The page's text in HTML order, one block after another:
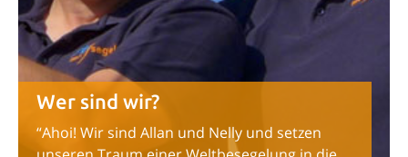
Wer sind wir?
“Ahoi! Wir sind Allan und Nelly und setzen